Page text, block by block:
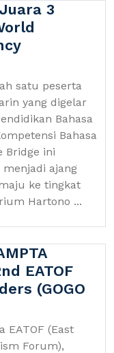
3
satu peserta
yang digelar
Bahasa
Bahasa
Bridge ini
ajang
ke tingkat
Hartono ...
EATOF
(GOGO
EATOF (East
Forum),